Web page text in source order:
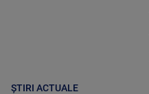
ȘTIRI ACTUALE